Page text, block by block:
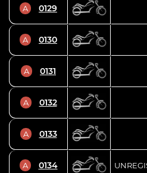
A 0129
A 0130
A 0131
A 0132
A 0133
A 0134